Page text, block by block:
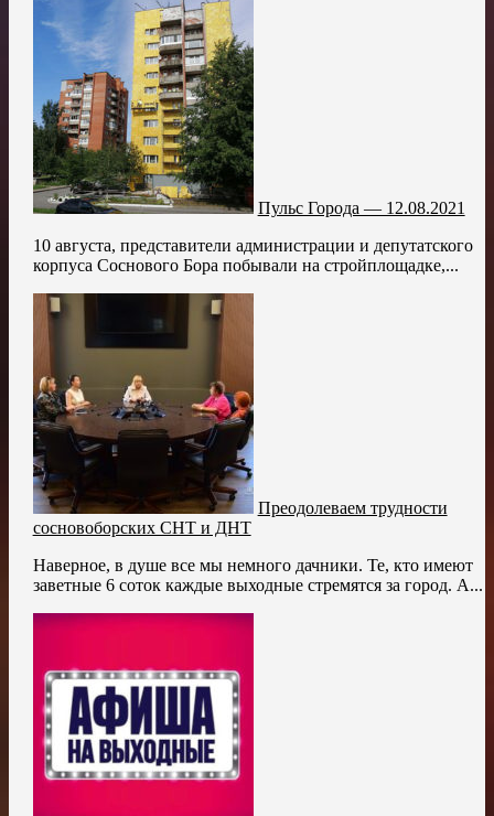
Пульс Города — 12.08.2021
10 августа, представители администрации и депутатского
корпуса Соснового Бора побывали на стройплощадке,...
Преодолеваем трудности
сосновоборских СНТ и ДНТ
Наверное, в душе все мы немного дачники. Те, кто имеют
заветные 6 соток каждые выходные стремятся за город. А...